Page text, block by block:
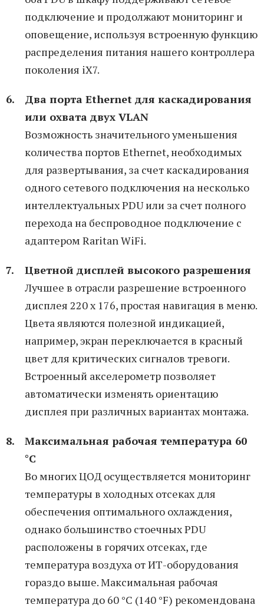
подключение и продолжают мониторинг и
оповещение, используя встроенную функцию
распределения питания нашего контроллера
поколения iX7.
Два порта Ethernet для каскадирования
или охвата двух VLAN
Возможность значительного уменьшения
количества портов Ethernet, необходимых
для развертывания, за счет каскадирования
одного сетевого подключения на несколько
интеллектуальных PDU или за счет полного
перехода на беспроводное подключение с
адаптером Raritan WiFi.
Цветной дисплей высокого разрешения
Лучшее в отрасли разрешение встроенного
дисплея 220 x 176, простая навигация в меню.
Цвета являются полезной индикацией,
например, экран переключается в красный
цвет для критических сигналов тревоги.
Встроенный акселерометр позволяет
автоматически изменять ориентацию
дисплея при различных вариантах монтажа.
Максимальная рабочая температура 60
°C
Во многих ЦОД осуществляется мониторинг
температуры в холодных отсеках для
обеспечения оптимального охлаждения,
однако большинство стоечных PDU
расположены в горячих отсеках, где
температура воздуха от ИТ-оборудования
гораздо выше. Максимальная рабочая
температура до 60 °C (140 °F) рекомендована